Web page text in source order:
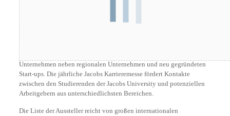
Auf dem Campus der Jacobs University zeigen sich weltweite
Unternehmen neben regionalen Unternehmen und neu gegründeten
Start-ups. Die jährliche Jacobs Karrieremesse fördert Kontakte
zwischen den Studierenden der Jacobs University und potenziellen
Arbeitgebern aus unterschiedlichsten Bereichen.
Die Liste der Aussteller reicht von großen internationalen